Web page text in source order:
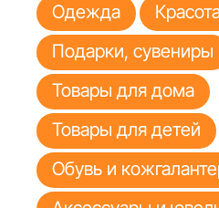
Одежда
Подарки, сувениры
Товары для дома
Товары для детей
Обувь и